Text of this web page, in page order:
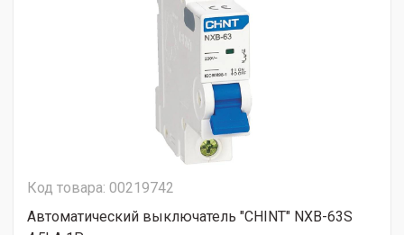
Код товара: 00219742
Автоматический выключатель "CHINT" NXB-63S